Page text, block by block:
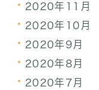
2020年11月
2020年10月
2020年9月
2020年8月
2020年7月